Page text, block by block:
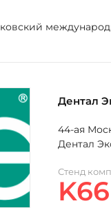
Дентал
44-ая
Дентал
Стенд
K66